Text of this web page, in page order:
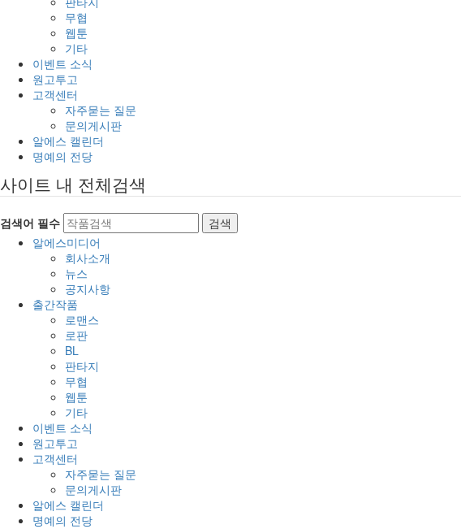
무협
웹툰
기타
이벤트 소식
원고투고
고객센터
자주묻는 질문
문의게시판
알에스 캘린더
명예의 전당
사이트 내 전체검색
검색어 필수
검색
알에스미디어
회사소개
뉴스
공지사항
출간작품
로맨스
로판
BL
판타지
무협
웹툰
기타
이벤트 소식
원고투고
고객센터
자주묻는 질문
문의게시판
알에스 캘린더
명예의 전당